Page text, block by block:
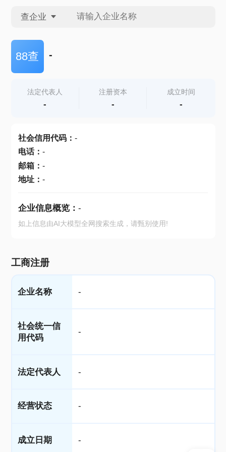
查企业
查企业
查产地
88查 -
法定代表人
-
注册资本
-
成立时间
-
社会信用代码： -
电话： -
邮箱： -
地址： -
企业信息概览： -
如上信息由AI大模型全网搜索生成，请甄别使用!
工商注册
企业名称 -
社会统一信
用代码
-
法定代表人 -
经营状态 -
成立日期 -